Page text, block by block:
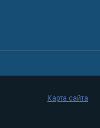
Карта сайта